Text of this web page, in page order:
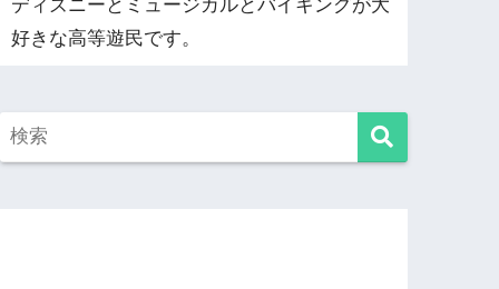
好きな高等遊民です。